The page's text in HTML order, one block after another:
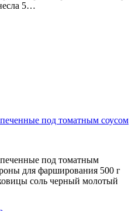
5…
под томатным соусом
под томатным
для фарширования 500 г
соль черный молотый